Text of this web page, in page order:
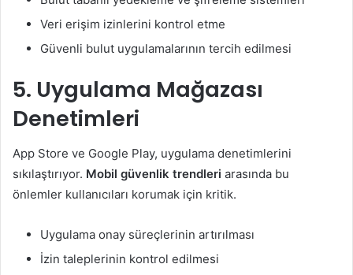
Veri erişim izinlerini kontrol etme
Güvenli bulut uygulamalarının tercih edilmesi
5. Uygulama Mağazası
Denetimleri
App Store ve Google Play, uygulama denetimlerini
sıkılaştırıyor. Mobil güvenlik trendleri arasında bu
önlemler kullanıcıları korumak için kritik.
Uygulama onay süreçlerinin artırılması
İzin taleplerinin kontrol edilmesi